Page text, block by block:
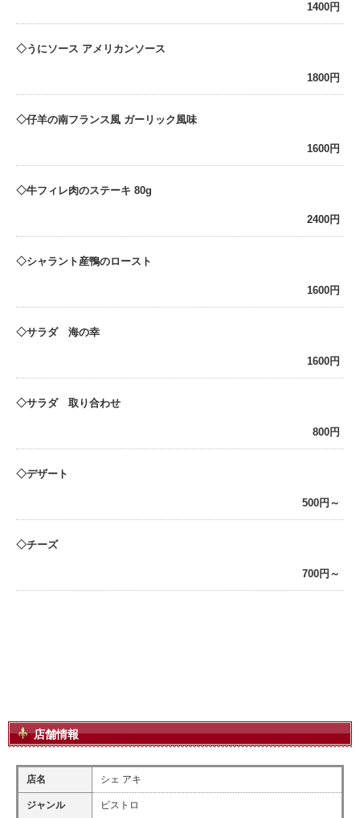
1400円
うにソース アメリカンソース
1800円
仔羊の南フランス風 ガーリック風味
1600円
牛フィレ肉のステーキ 80g
2400円
シャラント産鴨のロースト
1600円
サラダ 海の幸
1600円
サラダ 取り合わせ
800円
デザート
500円～
チーズ
700円～
店舗情報
店名 シェ アキ
ジャンル ビストロ